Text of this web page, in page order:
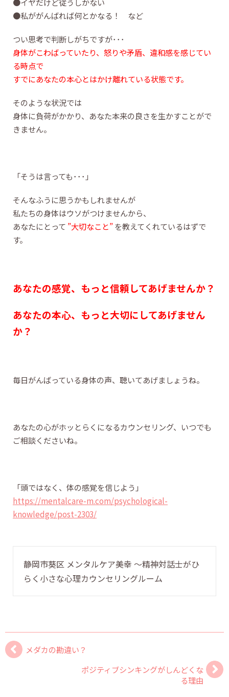
●私ががんばれば何とかなる！ など
つい思考で判断しがちですが･･･
身体がこわばっていたり、怒りや矛盾、違和感を感じてい
る時点で
すでにあなたの本心とはかけ離れている状態です。
そのような状況では
身体に負荷がかかり、あなた本来の良さを生かすことがで
きません。
「そうは言っても･･･」
そんなふうに思うかもしれませんが
私たちの身体はウソがつけませんから、
あなたにとって ”大切なこと”を教えてくれているはずで
す。
あなたの感覚、もっと信頼してあげませんか？
あなたの本心、もっと大切にしてあげません
か？
毎日がんばっている身体の声、聴いてあげましょうね。
あなたの心がホッとらくになるカウンセリング、いつでも
ご相談くださいね。
「頭ではなく、体の感覚を信じよう」
https://mentalcare-m.com/psychological-
knowledge/post-2303/
静岡市葵区 メンタルケア美幸 〜精神対話士がひ
らく小さな心理カウンセリングルーム
メダカの勘違い？
ポジティブシンキングがしんどくな
る理由